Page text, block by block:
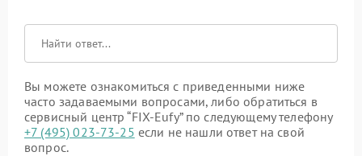
Вы можете ознакомиться с приведенными ниже
часто задаваемыми вопросами, либо обратиться в
сервисный центр “FIX-Eufy” по следующему телефону
+7 (495) 023-73-25 если не нашли ответ на свой
вопрос.